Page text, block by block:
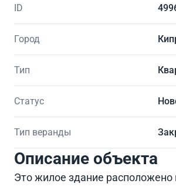
ID
Город
Тип
Статус
Тип веранды
Описание объекта
Это жилое здание